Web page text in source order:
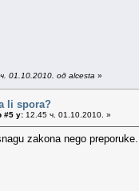
01.10.2010. од alcesta »
li spora?
#5 у: 12.45 ч. 01.10.2010. »
zakona nego preporuke.